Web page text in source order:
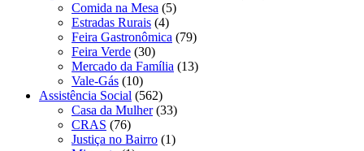
Comida na Mesa (5)
Estradas Rurais (4)
Feira Gastronômica (79)
Feira Verde (30)
Mercado da Família (13)
Vale-Gás (10)
Assistência Social (562)
Casa da Mulher(33)
CRAS (76)
Justiça no Bairro (1)